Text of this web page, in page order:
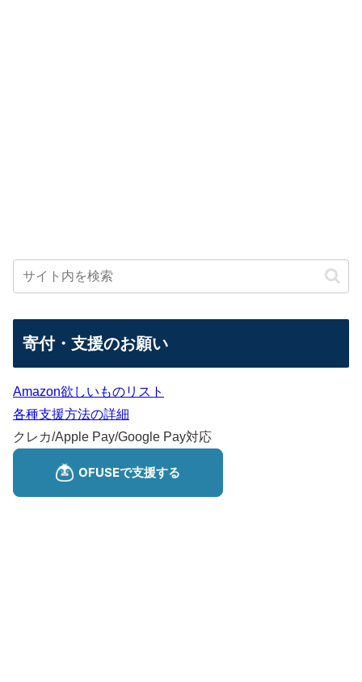
寄付・支援のお願い
Amazon欲しいものリスト
各種支援方法の詳細
クレカ/Apple Pay/Google Pay対応